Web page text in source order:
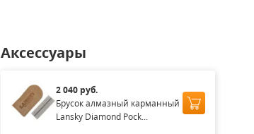
Аксессуары
2 040 руб.
Брусок алмазный карманный
Lansky Diamond Pock...